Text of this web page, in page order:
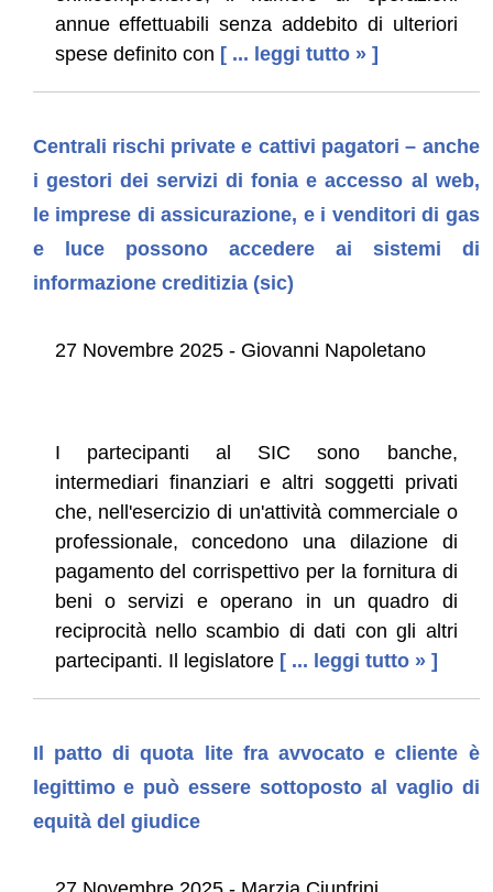
annue effettuabili senza addebito di ulteriori
spese definito con [ ... leggi tutto » ]
Centrali rischi private e cattivi pagatori – anche
i gestori dei servizi di fonia e accesso al web,
le imprese di assicurazione, e i venditori di gas
e luce possono accedere ai sistemi di
informazione creditizia (sic)
27 Novembre 2025 - Giovanni Napoletano
I partecipanti al SIC sono banche,
intermediari finanziari e altri soggetti privati
che, nell'esercizio di un'attività commerciale o
professionale, concedono una dilazione di
pagamento del corrispettivo per la fornitura di
beni o servizi e operano in un quadro di
reciprocità nello scambio di dati con gli altri
partecipanti. Il legislatore [ ... leggi tutto » ]
Il patto di quota lite fra avvocato e cliente è
legittimo e può essere sottoposto al vaglio di
equità del giudice